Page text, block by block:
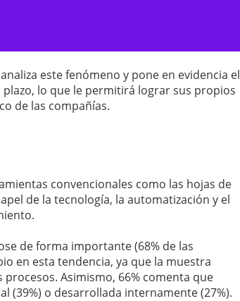
analiza este fenómeno y pone en evidencia el
lo que le permitirá lograr sus propios
de las compañías.
convencionales como las hojas de
de la tecnología, la automatización y el
de forma importante (68% de las
en esta tendencia, ya que la muestra
Asimismo, 66% comenta que
(39%) o desarrollada internamente (27%).